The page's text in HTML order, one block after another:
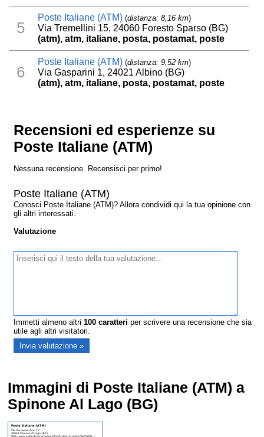
5
Poste Italiane (ATM) (distanza: 8,16 km)
Via Tremellini 15, 24060 Foresto Sparso (BG)
(atm), atm, italiane, posta, postamat, poste
6
Poste Italiane (ATM) (distanza: 9,52 km)
Via Gasparini 1, 24021 Albino (BG)
(atm), atm, italiane, posta, postamat, poste
Recensioni ed esperienze su
Poste Italiane (ATM)
Nessuna recensione. Recensisci per primo!
Poste Italiane (ATM)
Conosci Poste Italiane (ATM)? Allora condividi qui la tua opinione con
gli altri interessati.
Valutazione
Immetti almeno altri100 caratteri per scrivere una recensione che sia
utile agli altri visitatori.
Immagini di Poste Italiane (ATM) a
Spinone Al Lago (BG)